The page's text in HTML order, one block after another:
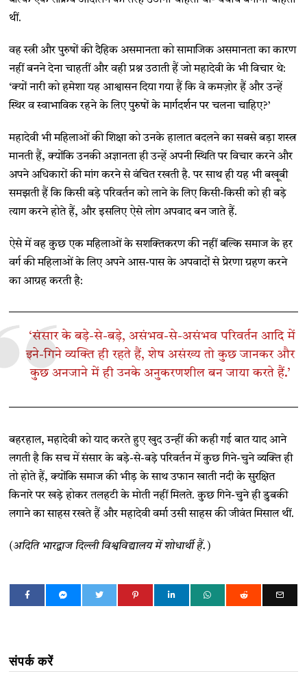
थीं.
वह स्त्री और पुरुषों की दैहिक असमानता को सामाजिक असमानता का कारण
नहीं बनने देना चाहतीं और वही प्रश्न उठाती हैं जो महादेवी के भी विचार थे:
‘क्यों नारी को हमेशा यह आश्वासन दिया गया हैं कि वे कमज़ोर हैं और उन्हें
स्थिर व स्वाभाविक रहने के लिए पुरुषों के मार्गदर्शन पर चलना चाहिए?’
महादेवी भी महिलाओं की शिक्षा को उनके हालात बदलने का सबसे बड़ा शस्त्र
मानती हैं, क्योंकि उनकी अज्ञानता ही उन्हें अपनी स्थिति पर विचार करने और
अपने अधिकारों की मांग करने से वंचित रखती है. पर साथ ही यह भी बखूबी
समझती हैं कि किसी बड़े परिवर्तन को लाने के लिए किसी-किसी को ही बड़े
त्याग करने होते हैं, और इसलिए ऐसे लोग अपवाद बन जाते हैं.
ऐसे में वह कुछ एक महिलाओं के सशक्तिकरण की नहीं बल्कि समाज के हर
वर्ग की महिलाओं के लिए अपने आस-पास के अपवादों से प्रेरणा ग्रहण करने
का आग्रह करती है:
‘संसार के बड़े-से-बड़े, असंभव-से-असंभव परिवर्तन आदि में
इने-गिने व्यक्ति ही रहते हैं, शेष असंख्य तो कुछ जानकर और
कुछ अनजाने में ही उनके अनुकरणशील बन जाया करते हैं.’
बहरहाल, महादेवी को याद करते हुए खुद उन्हीं की कही गई बात याद आने
लगती है कि सच में संसार के बड़े-से-बड़े परिवर्तन में कुछ गिने-चुने व्यक्ति ही
तो होते हैं, क्योंकि समाज की भीड़ के साथ उफान खाती नदी के सुरक्षित
किनारे पर खड़े होकर तलहटी के मोती नहीं मिलते. कुछ गिने-चुने ही डुबकी
लगाने का साहस रखते हैं और महादेवी वर्मा उसी साहस की जीवंत मिसाल थीं.
(अदिति भारद्वाज दिल्ली विश्वविद्यालय में शोधार्थी हैं.)
संपर्क करें